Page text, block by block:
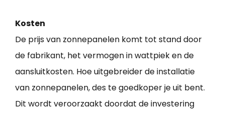
Kosten
De prijs van zonnepanelen komt tot stand door
de fabrikant, het vermogen in wattpiek en de
aansluitkosten. Hoe uitgebreider de installatie
van zonnepanelen, des te goedkoper je uit bent.
Dit wordt veroorzaakt doordat de investering